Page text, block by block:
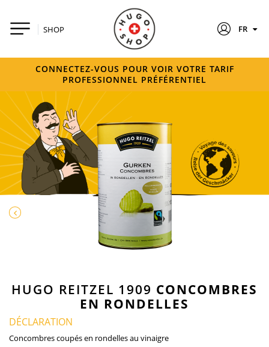
SHOP FR
CONNECTEZ-VOUS POUR VOIR VOTRE TARIF
PROFESSIONNEL PRÉFÉRENTIEL
HUGO REITZEL 1909 CONCOMBRES
EN RONDELLES
DÉCLARATION
Concombres coupés en rondelles au vinaigre